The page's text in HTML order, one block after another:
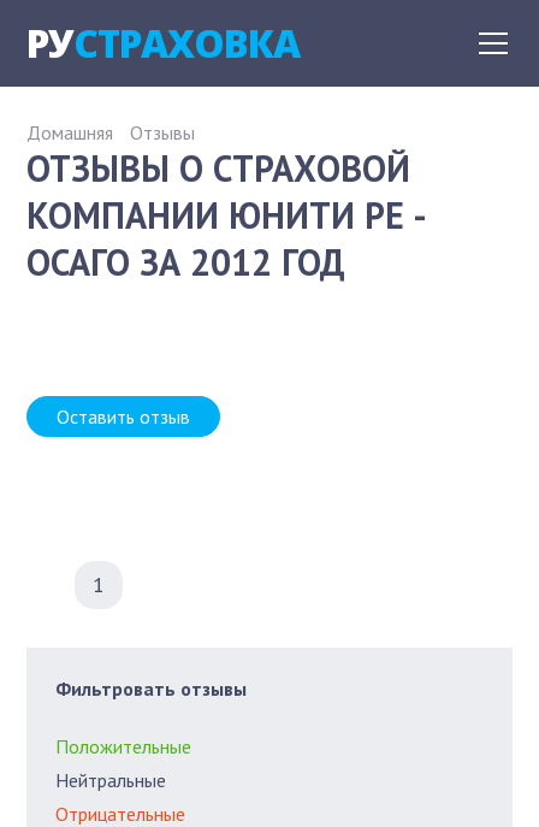
РУСТРАХОВКА
Домашняя Отзывы
ОТЗЫВЫ О СТРАХОВОЙ
КОМПАНИИ ЮНИТИ РЕ -
ОСАГО ЗА 2012 ГОД
Оставить отзыв
1
Фильтровать отзывы
Положительные
Нейтральные
Отрицательные